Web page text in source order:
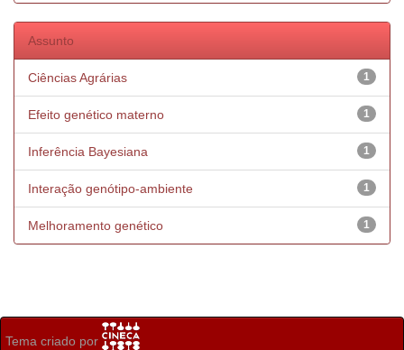
Assunto
1
Ciências Agrárias
1
Efeito genético materno
1
Inferência Bayesiana
1
Interação genótipo-ambiente
1
Melhoramento genético
Tema criado por